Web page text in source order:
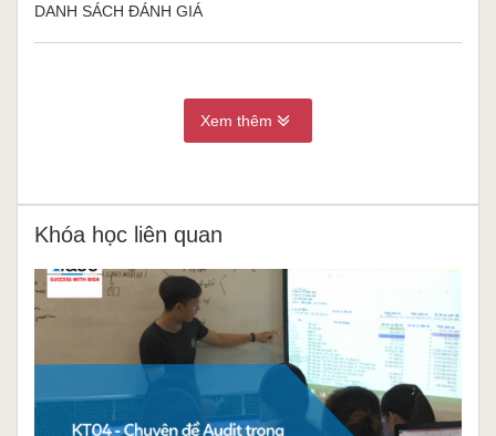
DANH SÁCH ĐÁNH GIÁ
Xem thêm
Khóa học liên quan